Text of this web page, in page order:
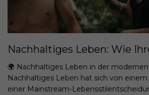
🌍 Nachhaltiges Leben in der
Nachhaltiges Leben hat sich von
einer Mainstream-